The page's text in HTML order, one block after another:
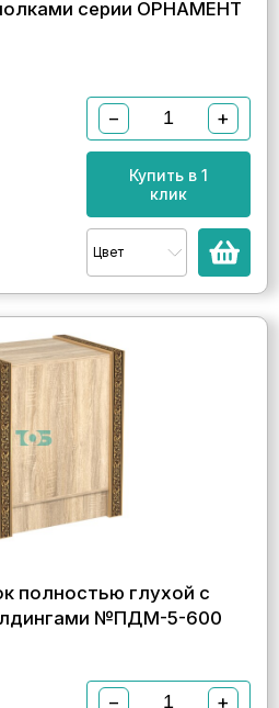
серии ОРНАМЕНТ
− +
Купить в 1
клик
Цвет
полностью глухой с
№ПДМ-5-600
− +